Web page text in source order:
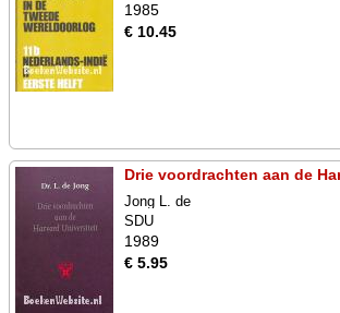
1985
€ 10.45
Drie voordrachten aan de
Jong L. de
SDU
1989
€ 5.95